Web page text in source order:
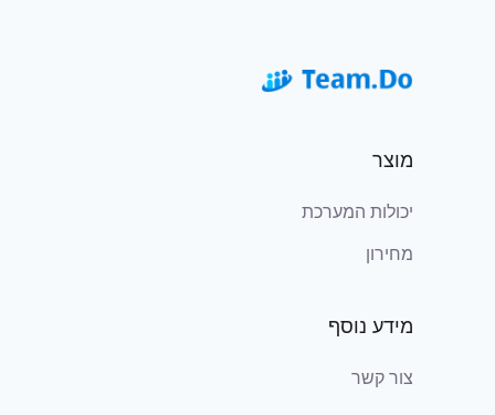
מוצר
יכולות המערכת
מחירון
מידע נוסף
צור קשר